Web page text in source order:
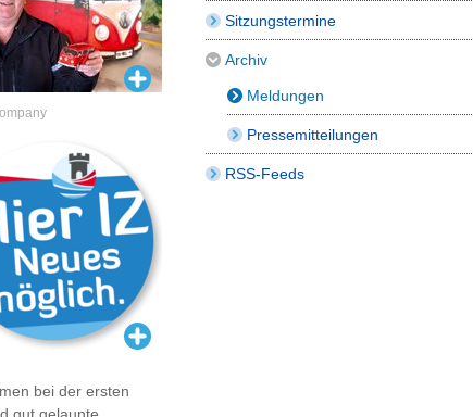
bei der ersten
gut gelaunte
Sitzungstermine
Archiv
Meldungen
Pressemitteilungen
RSS-Feeds